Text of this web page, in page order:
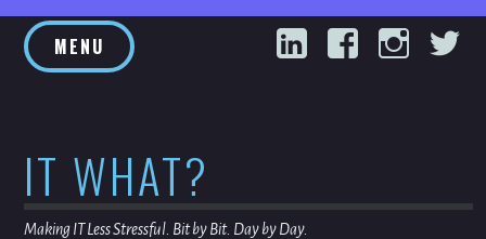
to
content
LinkedInFacebook
MENU
IT WHAT?
Making IT Less Stressful. Bit by Bit. Day by Day.